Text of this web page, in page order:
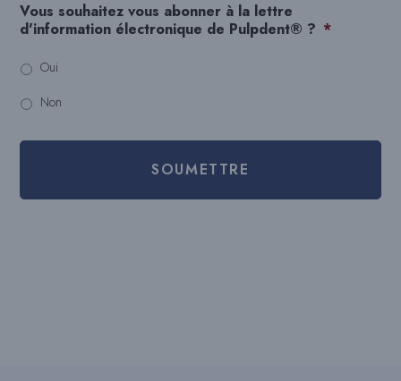
Vous souhaitez vous abonner à la lettre
d'information électronique de Pulpdent® ? *
Oui
Non